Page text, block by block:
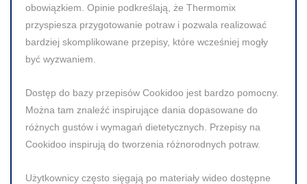
obowiązkiem. Opinie podkreślają, że Thermomix
przyspiesza przygotowanie potraw i pozwala realizować
bardziej skomplikowane przepisy, które wcześniej mogły
być wyzwaniem.
Dostęp do bazy przepisów Cookidoo jest bardzo pomocny.
Można tam znaleźć inspirujące dania dopasowane do
różnych gustów i wymagań dietetycznych. Przepisy na
Cookidoo inspirują do tworzenia różnorodnych potraw.
Użytkownicy często sięgają po materiały wideo dostępne